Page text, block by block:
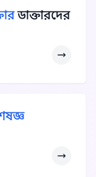
ডাক্তারদের